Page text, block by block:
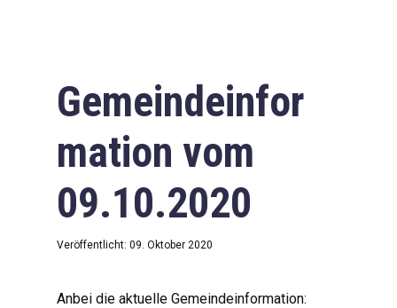
Gemeindeinfor
mation vom
09.10.2020
Veröffentlicht: 09. Oktober 2020
Anbei die aktuelle Gemeindeinformation: